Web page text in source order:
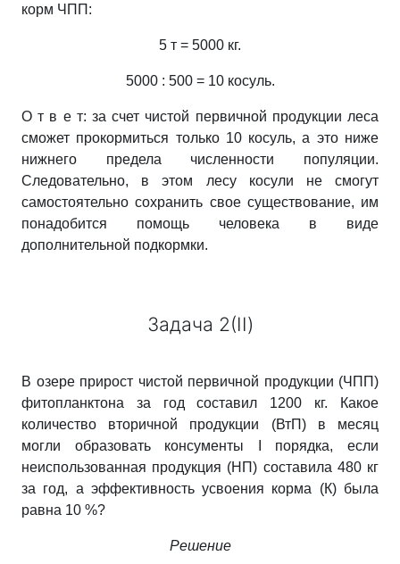
корм ЧПП:
5 т = 5000 кг.
5000 : 500 = 10 косуль.
О т в е т: за счет чистой первичной продукции леса
сможет прокормиться только 10 косуль, а это ниже
нижнего предела численности популяции.
Следовательно, в этом лесу косули не смогут
самостоятельно сохранить свое существование, им
понадобится помощь человека в виде
дополнительной подкормки.
Задача 2(II)
В озере прирост чистой первичной продукции (ЧПП)
фитопланктона за год составил 1200 кг. Какое
количество вторичной продукции (ВтП) в месяц
могли образовать консументы І порядка, если
неиспользованная продукция (НП) составила 480 кг
за год, а эффективность усвоения корма (К) была
равна 10 %?
Решение